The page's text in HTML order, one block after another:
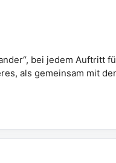
bei jedem Auftritt
als gemeinsam mit